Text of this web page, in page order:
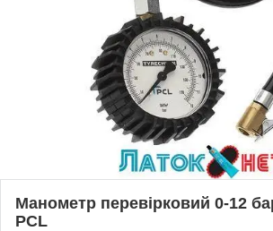
Манометр перевірковий 0-12
PCL